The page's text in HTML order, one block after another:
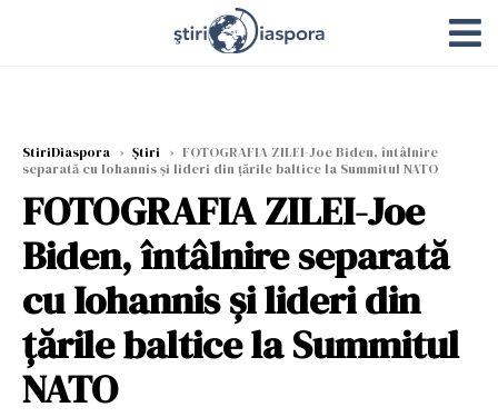
StiriDiaspora › Știri › FOTOGRAFIA ZILEI-Joe Biden, întâlnire
separată cu Iohannis și lideri din țările baltice la Summitul NATO
FOTOGRAFIA ZILEI-Joe
Biden, întâlnire separată
cu Iohannis și lideri din
țările baltice la Summitul
NATO